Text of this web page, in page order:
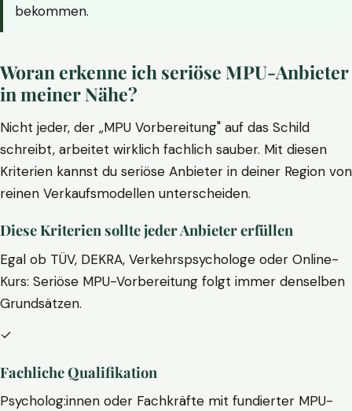
bekommen.
Woran erkenne ich seriöse MPU-Anbieter
in meiner Nähe?
Nicht jeder, der „MPU Vorbereitung" auf das Schild
schreibt, arbeitet wirklich fachlich sauber. Mit diesen
Kriterien kannst du seriöse Anbieter in deiner Region von
reinen Verkaufsmodellen unterscheiden.
Diese Kriterien sollte jeder Anbieter erfüllen
Egal ob TÜV, DEKRA, Verkehrspsychologe oder Online-
Kurs: Seriöse MPU-Vorbereitung folgt immer denselben
Grundsätzen.
✓
Fachliche Qualifikation
Psycholog:innen oder Fachkräfte mit fundierter MPU-